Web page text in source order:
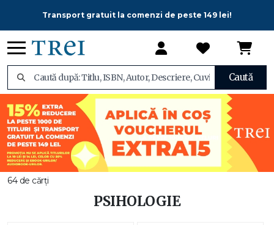
Transport gratuit la comenzi de peste 149 lei!
Caută
64 de cărți
PSIHOLOGIE